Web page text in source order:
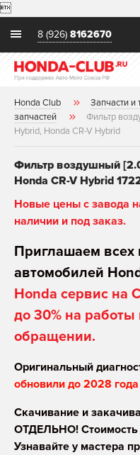

8 (926) 8162670
Honda Club Запчасти и
запчастей
Фильтр
Hybrid, Honda CR-V Hybrid
Фильтр воздушный
Honda CR-V Hybrid
Новые цены с завода
наличии и под заказ.
Приглашаем всех
автомобилей
Honda сервис на
до 30% на
обращении.
Оригинальный
обновили до 2028 года
Скачивание и
ОТДЕЛЬНО! Стоимость
Узнавайте у мастера